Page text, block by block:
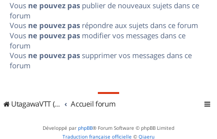
Vous ne pouvez pas publier de nouveaux sujets dans ce
forum
Vous ne pouvez pas répondre aux sujets dans ce forum
Vous ne pouvez pas modifier vos messages dans ce
forum
Vous ne pouvez pas supprimer vos messages dans ce
forum
UtagawaVTT (Randos VTT et VTTAE avec traces GPS) Accueil forum
Développé par phpBB® Forum Software © phpBB Limited
Traduction française officielle © Qiaeru